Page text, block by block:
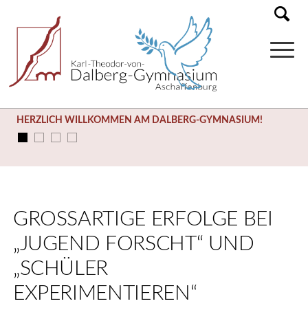
HERZLICH WILLKOMMEN AM DALBERG-GYMNASIUM!
GROSSARTIGE ERFOLGE BEI „
JUGEND FORSCHT“ UND „
SCHÜLER E
XPERIMENTIEREN“